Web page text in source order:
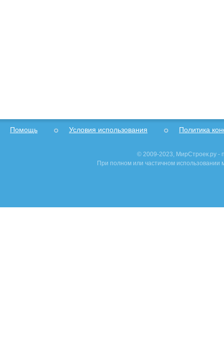
Помощь Условия использования Политика
© 2009-2023, МирСтроек.ру -
При полном или частичном использовании